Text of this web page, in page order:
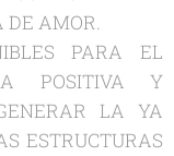
DE AMOR.
PARA EL
POSITIVA Y
LA YA
ESTRUCTURAS